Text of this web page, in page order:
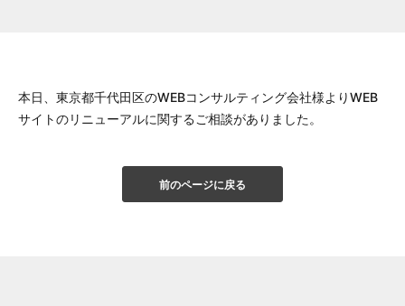
本日、東京都千代田区のWEBコンサルティング会社様よりWEB
サイトのリニューアルに関するご相談がありました。
前のページに戻る